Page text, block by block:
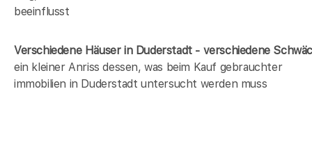
beeinflusst
Verschiedene Häuser in Duderstadt - verschiedene
ein kleiner Anriss dessen, was beim Kauf gebrauchter
immobilien in Duderstadt untersucht werden muss